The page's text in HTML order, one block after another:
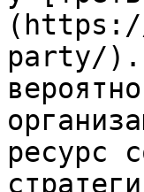
party/).
ресурс